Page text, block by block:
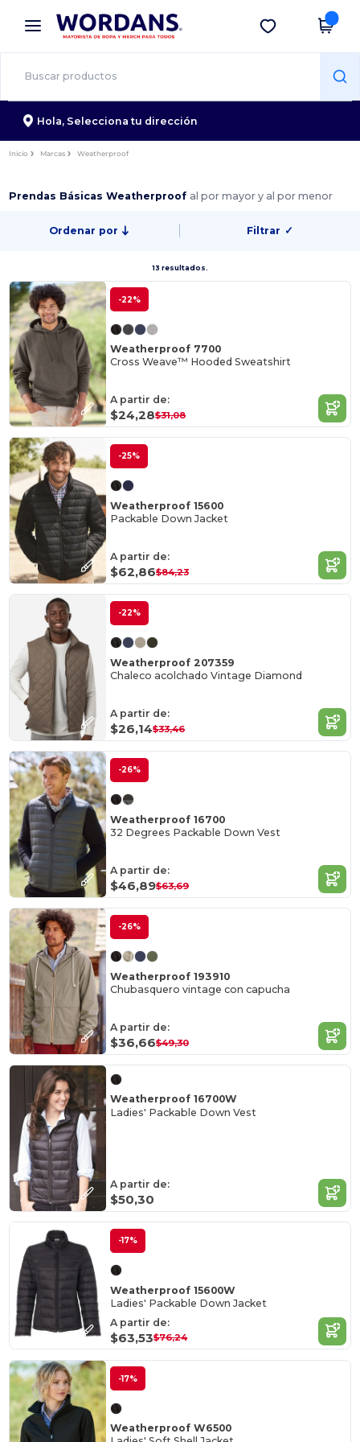
× App de Wordans
¡Mejores precios en app!
Descargar app
Hola, Selecciona tu dirección
Inicio Marcas Weatherproof
Prendas Básicas Weatherproof al por mayor y al por menor
Ordenar por Filtrar ✓
13 resultados.
-22%
Weatherproof 7700
Cross Weave™ Hooded Sweatshirt
A partir de:
$24,28$31,08
-25%
Weatherproof 15600
Packable Down Jacket
A partir de:
$62,86$84,23
-22%
Weatherproof 207359
Chaleco acolchado Vintage Diamond
A partir de:
$26,14$33,46
-26%
Weatherproof 16700
32 Degrees Packable Down Vest
A partir de:
$46,89$63,69
-26%
Weatherproof 193910
Chubasquero vintage con capucha
A partir de:
$36,66$49,30
Weatherproof 16700W
Ladies' Packable Down Vest
A partir de:
$50,30
-17%
Weatherproof 15600W
Ladies' Packable Down Jacket
A partir de:
$63,53$76,24
-17%
Weatherproof W6500